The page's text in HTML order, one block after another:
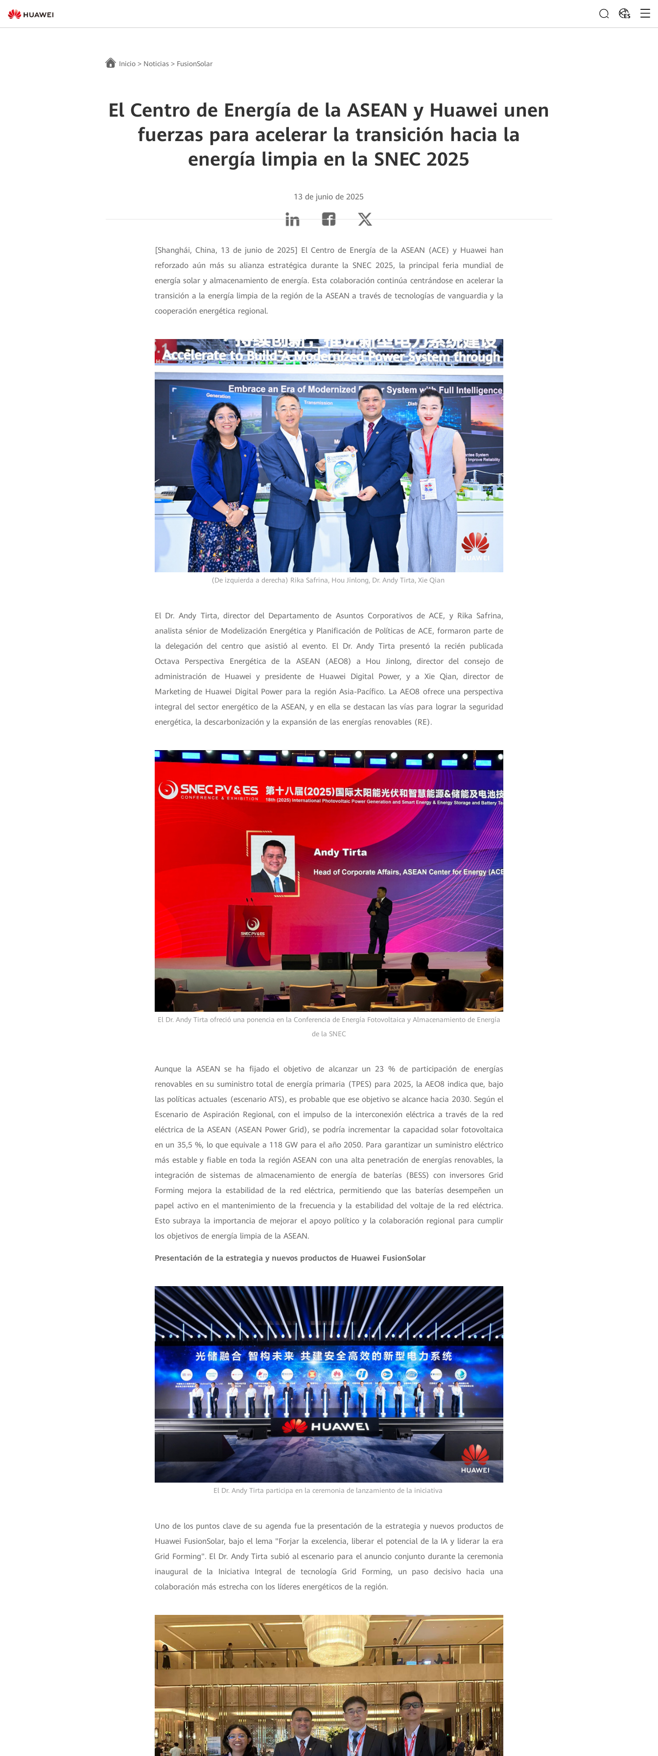
ES
Inicio > Noticias > FusionSolar
El Centro de Energía de la ASEAN y Huawei unen
fuerzas para acelerar la transición hacia la
energía limpia en la SNEC 2025
13 de junio de 2025
[Shanghái, China, 13 de junio de 2025] El Centro de Energía de la ASEAN (ACE) y Huawei han
reforzado aún más su alianza estratégica durante la SNEC 2025, la principal feria mundial de
energía solar y almacenamiento de energía. Esta colaboración continúa centrándose en acelerar la
transición a la energía limpia de la región de la ASEAN a través de tecnologías de vanguardia y la
cooperación energética regional.
(De izquierda a derecha) Rika Safrina, Hou Jinlong, Dr. Andy Tirta, Xie Qian
El Dr. Andy Tirta, director del Departamento de Asuntos Corporativos de ACE, y Rika Safrina,
analista sénior de Modelización Energética y Planificación de Políticas de ACE, formaron parte de
la delegación del centro que asistió al evento. El Dr. Andy Tirta presentó la recién publicada
Octava Perspectiva Energética de la ASEAN (AEO8) a Hou Jinlong, director del consejo de
administración de Huawei y presidente de Huawei Digital Power, y a Xie Qian, director de
Marketing de Huawei Digital Power para la región Asia-Pacífico. La AEO8 ofrece una perspectiva
integral del sector energético de la ASEAN, y en ella se destacan las vías para lograr la seguridad
energética, la descarbonización y la expansión de las energías renovables (RE).
El Dr. Andy Tirta ofreció una ponencia en la Conferencia de Energía Fotovoltaica y Almacenamiento de Energía
de la SNEC
Aunque la ASEAN se ha fijado el objetivo de alcanzar un 23 % de participación de energías
renovables en su suministro total de energía primaria (TPES) para 2025, la AEO8 indica que, bajo
las políticas actuales (escenario ATS), es probable que ese objetivo se alcance hacia 2030. Según el
Escenario de Aspiración Regional, con el impulso de la interconexión eléctrica a través de la red
eléctrica de la ASEAN (ASEAN Power Grid), se podría incrementar la capacidad solar fotovoltaica
en un 35,5 %, lo que equivale a 118 GW para el año 2050. Para garantizar un suministro eléctrico
más estable y fiable en toda la región ASEAN con una alta penetración de energías renovables, la
integración de sistemas de almacenamiento de energía de baterías (BESS) con inversores Grid
Forming mejora la estabilidad de la red eléctrica, permitiendo que las baterías desempeñen un
papel activo en el mantenimiento de la frecuencia y la estabilidad del voltaje de la red eléctrica.
Esto subraya la importancia de mejorar el apoyo político y la colaboración regional para cumplir
los objetivos de energía limpia de la ASEAN.
Presentación de la estrategia y nuevos productos de Huawei FusionSolar
El Dr. Andy Tirta participa en la ceremonia de lanzamiento de la iniciativa
Uno de los puntos clave de su agenda fue la presentación de la estrategia y nuevos productos de
Huawei FusionSolar, bajo el lema "Forjar la excelencia, liberar el potencial de la IA y liderar la era
Grid Forming". El Dr. Andy Tirta subió al escenario para el anuncio conjunto durante la ceremonia
inaugural de la Iniciativa Integral de tecnología Grid Forming, un paso decisivo hacia una
colaboración más estrecha con los líderes energéticos de la región.